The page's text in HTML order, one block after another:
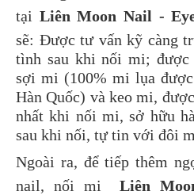
tại Liên Moon Nail -
sẽ: Được tư vấn kỹ càng
tình sau khi nối mi; được
sợi mi (100% mi lụa
Hàn Quốc) và keo mi,
nhất khi nối mi, sở hữu
sau khi nối, tự tin với đôi
Ngoài ra, để tiếp thêm
nail, nối mi
Liên